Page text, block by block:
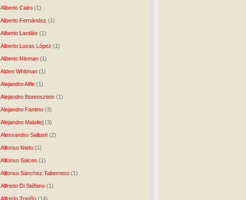
Alberto Cairo (1)
Alberto Fernández (1)
Alberto Lardiés (1)
Alberto Lucas López (1)
Alberto Nisman (1)
Alden Whitman (1)
Alejandro Alfie (1)
Alejandro Borensztein (1)
Alejandro Fantino (3)
Alejandro Malofiej (3)
Alessandro Sallusti (2)
Alfonso Nieto (1)
Alfonso Salces (1)
Alfonso Sánchez Tabernero (1)
Alfredo Di Stéfano (1)
Alfredo Triviño (14)